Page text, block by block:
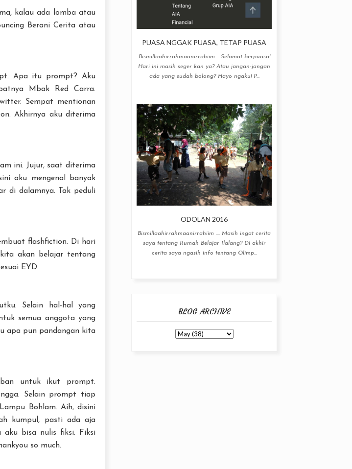
kalau ada lomba atau
Berani Cerita atau
Apa itu prompt? Aku
Mbak Red Carra.
Sempat mentionan
Akhirnya aku diterima
ini. Jujur, saat diterima
aku mengenal banyak
di dalamnya. Tak peduli
flashfiction. Di hari
akan belajar tentang
EYD.
Selain hal-hal yang
semua anggota yang
apa pun pandangan kita
untuk ikut prompt.
Selain prompt tiap
Bohlam. Aih, disini
kumpul, pasti ada aja
aku bisa nulis fiksi. Fiksi
so much.
PUASA NGGAK PUASA, TETAP PUASA
Bismillaahirrahmaanirrahiim.... Selamat berpuasa!
Hari ini masih seger kan ya? Atau jangan-jangan
ada yang sudah bolong? Hayo ngaku! P...
ODOLAN 2016
Bismillaahirrahmaanirrahiim .... Masih ingat cerita
saya tentang Rumah Belajar Ilalang? Di akhir
cerita saya ngasih info tentang Olimp...
BLOG ARCHIVE